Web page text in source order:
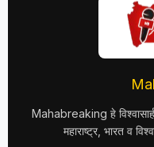
Mahabreaking हे
महाराष्ट्र, भारत व